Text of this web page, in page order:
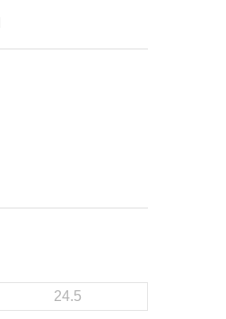
24.5